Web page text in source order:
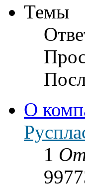
Темы
О
1